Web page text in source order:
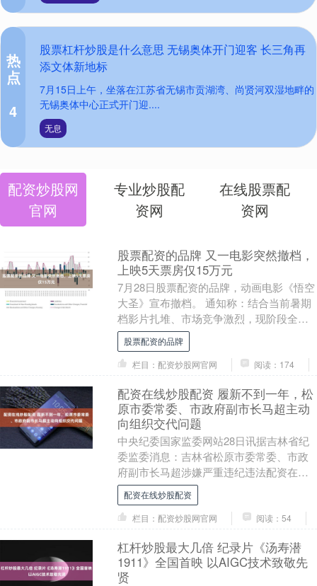
热
点
4
股票杠杆炒股是什么意思 无锡奥体开门迎客 长三角再
添文体新地标
7月15日上午，坐落在江苏省无锡市贡湖湾、尚贤河双湿地畔的
无锡奥体中心正式开门迎....
无息
配资炒股网
官网
专业炒股配
资网
在线股票配
资网
股票配资的品牌 又一电影突然撤档，
上映5天票房仅15万元
7月28日股票配资的品牌，动画电影《悟空
大圣》宣布撤档。 通知称：结合当前暑期
档影片扎堆、市场竞争激烈，现阶段全国
排片资源有限，影片优质口碑无法充分释
放。经出品....
股票配资的品牌
栏目：配资炒股网官网
阅读：174
配资在线炒股配资 履新不到一年，松
原市委常委、市政府副市长马超主动
向组织交代问题
中央纪委国家监委网站28日讯据吉林省纪
委监委消息：吉林省松原市委常委、市政
府副市长马超涉嫌严重违纪违法配资在线
炒股配资，主动向组织交代问题，目前正
接受吉林省纪委....
配资在线炒股配资
栏目：配资炒股网官网
阅读：54
杠杆炒股最大几倍 纪录片《汤寿潜
1911》全国首映 以AIGC技术致敬先
贤